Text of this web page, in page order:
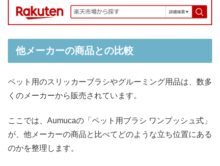
他メーカーの商品との比較
ペット用のスリッカーブラシやグルーミング用品は、数多
くのメーカーから販売されています。
ここでは、Aumucaの「ペット用ブラシ ワンプッシュ式」
が、他メーカーの商品と比べてどのような立ち位置にある
のかを整理します。